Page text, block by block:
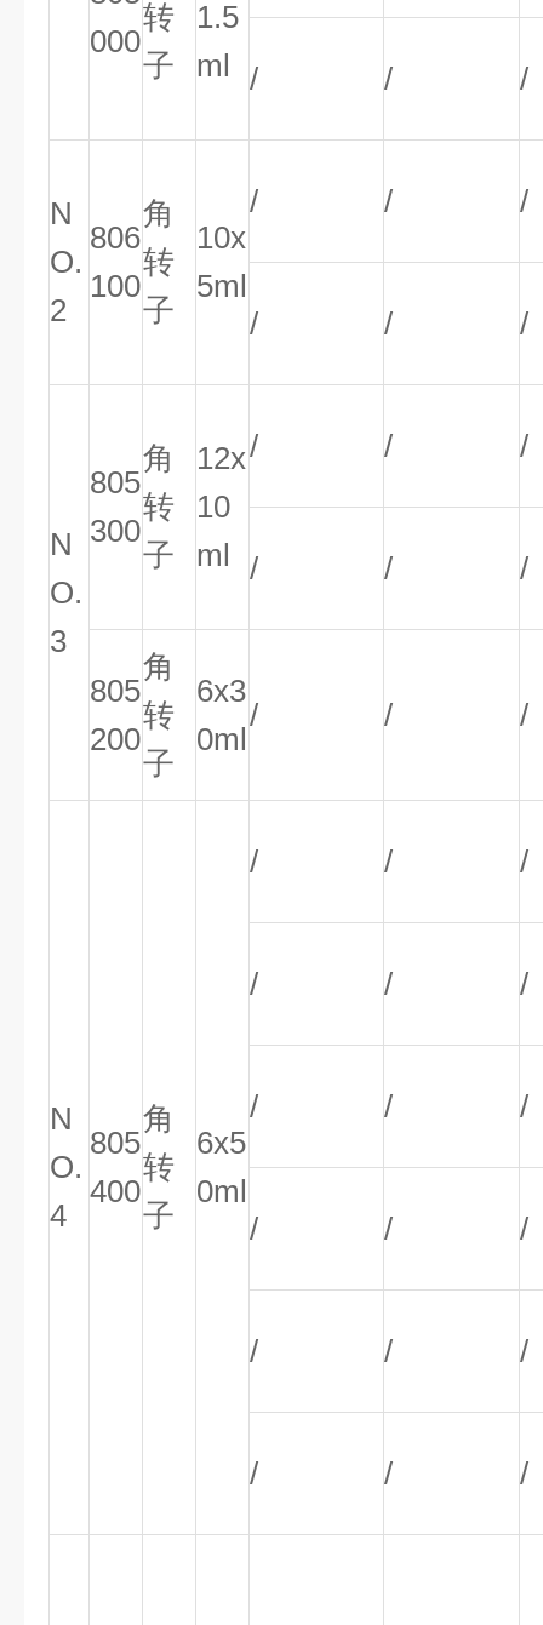
000
转
子
1.5
ml / / /
N
O.
2
806
100
角
转
子
10x
5ml
/ / /
/ / /
N
O.
3
805
300
角
转
子
12x
10
ml
/ / /
/ / /
805
200
角
转
子
6x3
0ml
/ / /
N
O.
4
805
400
角
转
子
6x5
0ml
/ / /
/ / /
/ / /
/ / /
/ / /
/ / /